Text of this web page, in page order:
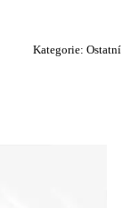
Kategorie: Ostatní